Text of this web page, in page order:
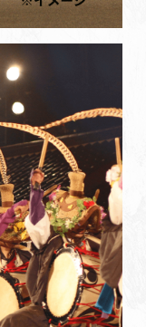
見る